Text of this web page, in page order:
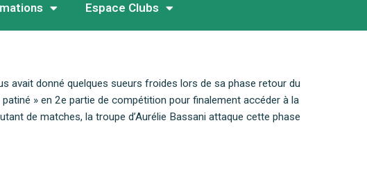
Espace Clubs
avait donné quelques sueurs froides lors de sa phase retour du
» en 2e partie de compétition pour finalement accéder à la
de matches, la troupe d’Aurélie Bassani attaque cette phase